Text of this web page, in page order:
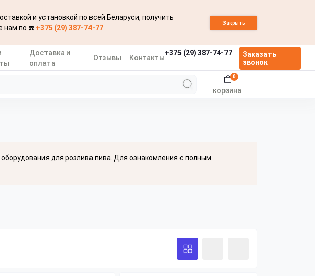
и установкой по всей Беларуси, получить
нам по ☎️ +375 (29) 387-74-77
Закрыть
Доставка и
оплата
Отзывы Контакты
+375 (29) 387-74-77
Заказать
звонок
корзина
0
для розлива пива. Для ознакомления с полным